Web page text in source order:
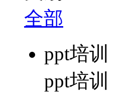
全部
ppt培训
ppt培训